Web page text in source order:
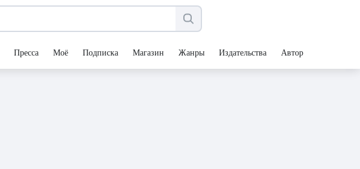
Пресса Моё Подписка Магазин Жанры Издательства Авторы